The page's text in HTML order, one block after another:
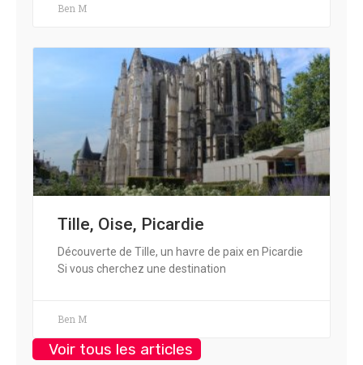
Ben M
Tille, Oise, Picardie
Découverte de Tille, un havre de paix en Picardie
Si vous cherchez une destination
Ben M
Voir tous les articles